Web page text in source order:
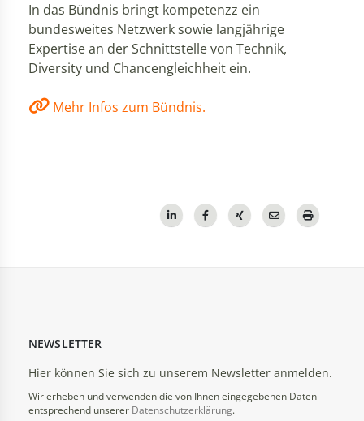
In das Bündnis bringt kompetenzz ein
bundesweites Netzwerk sowie langjährige
Expertise an der Schnittstelle von Technik,
Diversity und Chancengleichheit ein.
Mehr Infos zum Bündnis.
NEWSLETTER
Hier können Sie sich zu unserem Newsletter anmelden.
Wir erheben und verwenden die von Ihnen eingegebenen Daten
entsprechend unserer Datenschutzerklärung.